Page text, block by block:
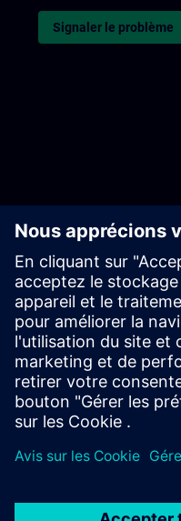
Signaler le problème